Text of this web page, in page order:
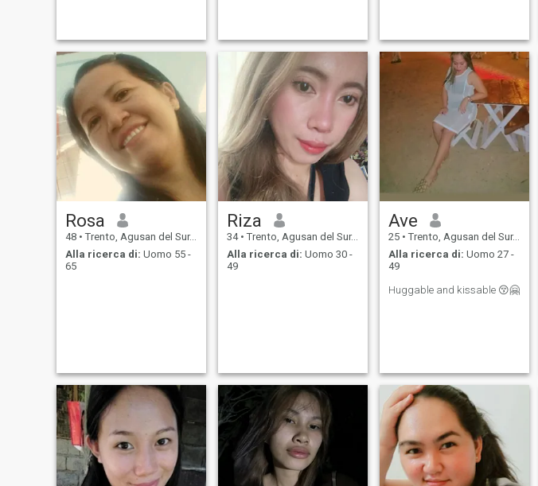
Rosa
48 • Trento, Agusan del Sur, Filippine
Alla ricerca di: Uomo 55 -
65
Riza
34 • Trento, Agusan del Sur, Filippine
Alla ricerca di: Uomo 30 -
49
Ave
25 • Trento, Agusan del Sur, Filippine
Alla ricerca di: Uomo 27 -
49
Huggable and kissable 😚🤗